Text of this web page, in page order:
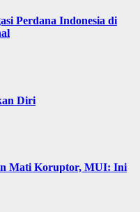
Perdana Indonesia di
Diri
Mati Koruptor, MUI: Ini